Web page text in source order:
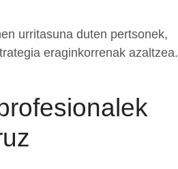
urritasuna duten pertsonek,
eraginkorrenak azaltzea.